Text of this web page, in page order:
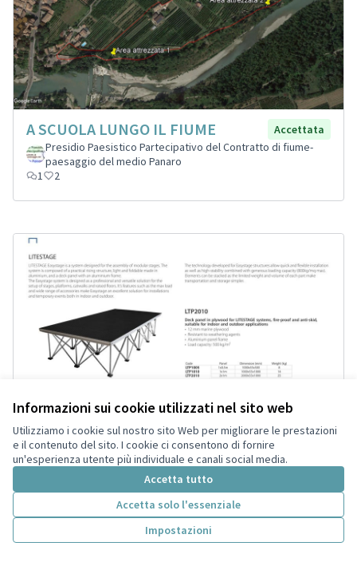
Informazioni sui cookie utilizzati nel sito web
Utilizziamo i cookie sul nostro sito Web per migliorare le prestazioni
e il contenuto del sito. I cookie ci consentono di fornire
un'esperienza utente più individuale e canali social media.
Accetta tutto
Accetta solo l'essenziale
Impostazioni
A SCUOLA LUNGO IL FIUME
Accettata
Presidio Paesistico Partecipativo del Contratto di fiume-
paesaggio del medio Panaro
1
2
Palco per eventi
Utente eliminato
0 8